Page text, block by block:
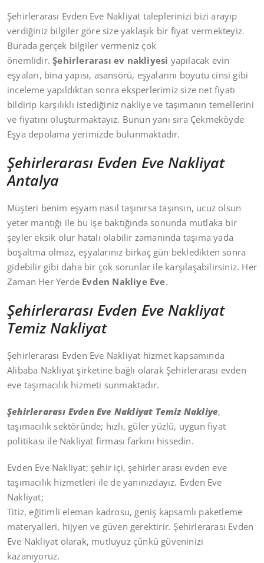
Şehirlerarası Evden Eve Nakliyat taleplerinizi bizi arayıp
verdiğiniz bilgiler göre size yaklaşık bir fiyat vermekteyiz.
Burada gerçek bilgiler vermeniz çok
önemlidir.Şehirlerarası ev nakliyesi yapılacak evin
eşyaları, bina yapısı, asansörü, eşyalarını boyutu cinsi gibi
inceleme yapıldıktan sonra eksperlerimiz size net fiyatı
bildirip karşılıklı istediğiniz nakliye ve taşımanın temellerini
ve fiyatını oluşturmaktayız. Bunun yanı sıra Çekmeköyde
Eşya depolama yerimizde bulunmaktadır.
Şehirlerarası Evden Eve Nakliyat
Antalya
Müşteri benim eşyam nasıl taşınırsa taşınsın, ucuz olsun
yeter mantığı ile bu işe baktığında sonunda mutlaka bir
şeyler eksik olur hatalı olabilir zamanında taşıma yada
boşaltma olmaz, eşyalarınız birkaç gün bekledikten sonra
gidebilir gibi daha bir çok sorunlar ile karşılaşabilirsiniz. Her
Zaman Her Yerde Evden Nakliye Eve.
Şehirlerarası Evden Eve Nakliyat
Temiz Nakliyat
Şehirlerarası Evden Eve Nakliyat hizmet kapsamında
Alibaba Nakliyat şirketine bağlı olarak Şehirlerarası evden
eve taşımacılık hizmeti sunmaktadır.
Şehirlerarası Evden Eve Nakliyat Temiz Nakliye,
taşımacılık sektöründe; hızlı, güler yüzlü, uygun fiyat
politikası ile Nakliyat firması farkını hissedin.
Evden Eve Nakliyat; şehir içi, şehirler arası evden eve
taşımacılık hizmetleri ile de yanınızdayız. Evden Eve
Nakliyat;
Titiz, eğitimli eleman kadrosu, geniş kapsamlı paketleme
materyalleri, hijyen ve güven gerektirir. Şehirlerarası Evden
Eve Nakliyat olarak, mutluyuz çünkü güveninizi
kazanıyoruz.